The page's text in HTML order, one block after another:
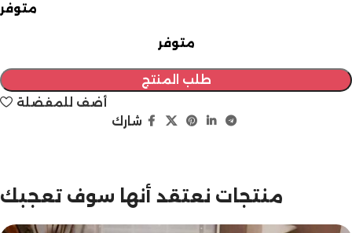
متوفر
متوفر
طلب المنتج
أضف للمفضلة
شارك
تخفيضات نهاية السنة
منتجات نعتقد أنها سوف تعجبك